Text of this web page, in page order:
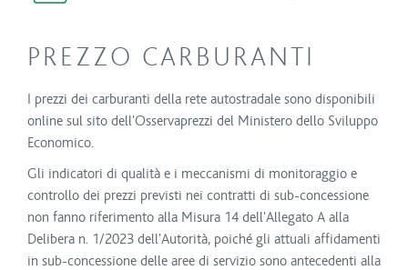
PREZZO CARBURANTI
I prezzi dei carburanti della rete autostradale sono disponibili
online sul sito dell'Osservaprezzi del Ministero dello Sviluppo
Economico.
Gli indicatori di qualità e i meccanismi di monitoraggio e
controllo dei prezzi previsti nei contratti di sub-concessione
non fanno riferimento alla Misura 14 dell'Allegato A alla
Delibera n. 1/2023 dell'Autorità, poiché gli attuali affidamenti
in sub-concessione delle aree di servizio sono antecedenti alla